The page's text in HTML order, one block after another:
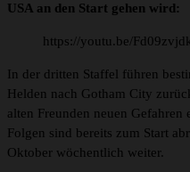
USA an den Start gehen wird:
https://youtu.be/
In der dritten Staffel führen
Helden nach Gotham City
alten Freunden neuen Gefahren
Folgen sind bereits zum Start
Oktober wöchentlich weiter.